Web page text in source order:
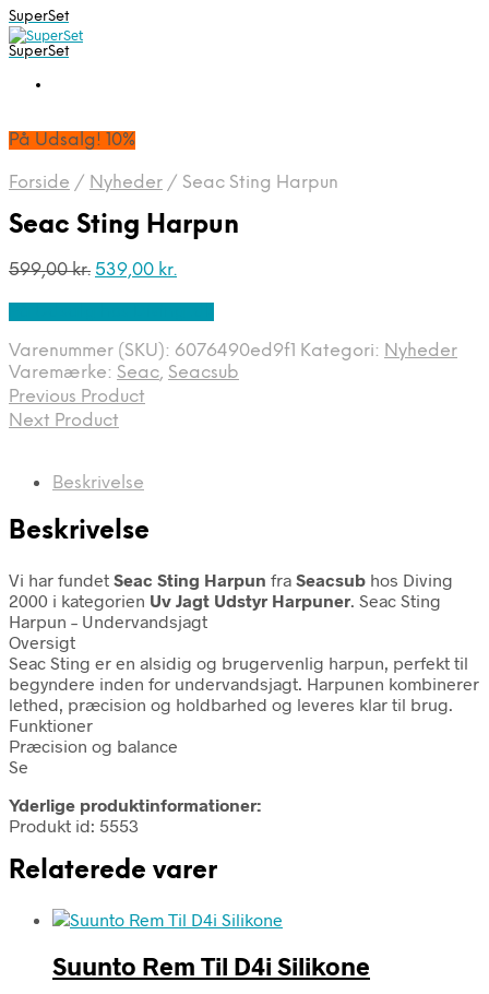
SuperSet
SuperSet
På Udsalg! 10%
Forside / Nyheder / Seac Sting Harpun
Seac Sting Harpun
599,00kr. Den
599,00 kr..
539,00 kr.Den
539,00 kr..
Varenummer (SKU): 6076490ed9f1 Kategori: Nyheder
Varemærke: Seac, Seacsub
Previous Product
Next Product
Beskrivelse
Beskrivelse
Vi har fundet Seac Sting Harpun fra Seacsub hos Diving
2000 i kategorien Uv Jagt Udstyr Harpuner. Seac Sting
Harpun – Undervandsjagt
Oversigt
Seac Sting er en alsidig og brugervenlig harpun, perfekt til
begyndere inden for undervandsjagt. Harpunen kombinerer
lethed, præcision og holdbarhed og leveres klar til brug.
Funktioner
Præcision og balance
Se
Yderlige produktinformationer:
Produkt id: 5553
Relaterede varer
Suunto Rem Til D4i Silikone